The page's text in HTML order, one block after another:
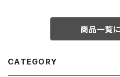
商品一覧
CATEGORY